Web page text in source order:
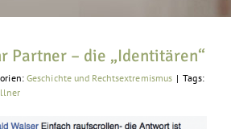
Partner – die „Identitären“
Geschichte und Rechtsextremismus | Tags: